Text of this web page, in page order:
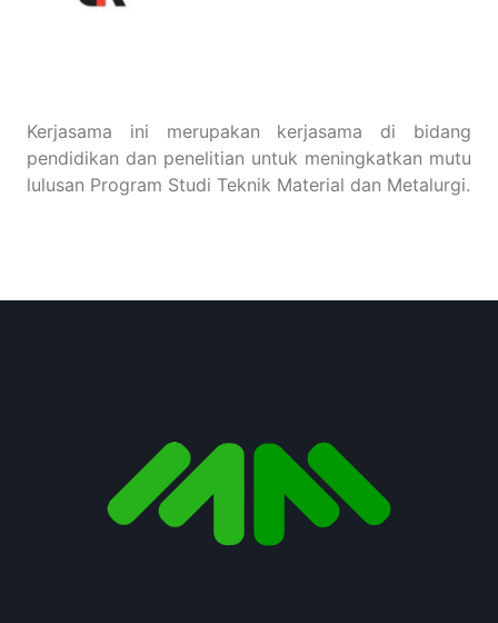
Kerjasama ini merupakan kerjasama di bidang
pendidikan dan penelitian untuk meningkatkan mutu
lulusan Program Studi Teknik Material dan Metalurgi.